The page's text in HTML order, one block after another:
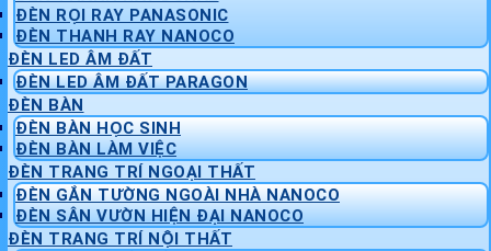
ĐÈN RỌI RAY PANASONIC
ĐÈN THANH RAY NANOCO
ĐÈN LED ÂM ĐẤT
ĐÈN LED ÂM ĐẤT PARAGON
ĐÈN BÀN
ĐÈN BÀN HỌC SINH
ĐÈN BÀN LÀM VIỆC
ĐÈN TRANG TRÍ NGOẠI THẤT
ĐÈN GẮN TƯỜNG NGOÀI NHÀ NANOCO
ĐÈN SÂN VƯỜN HIỆN ĐẠI NANOCO
ĐÈN TRANG TRÍ NỘI THẤT